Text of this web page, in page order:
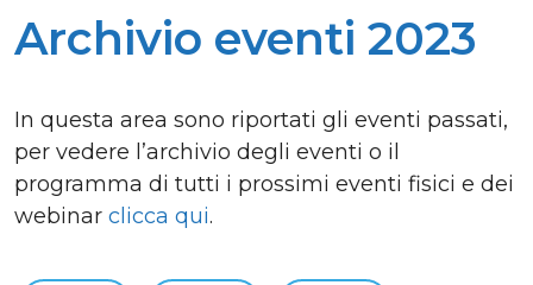
Archivio eventi 2023
In questa area sono riportati gli eventi passati,
per vedere l’archivio degli eventi o il
programma di tutti i prossimi eventi fisici e dei
webinar clicca qui.